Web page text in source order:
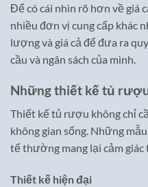
Để có cái nhìn rõ hơn về giá
nhiều đơn vị cung cấp khác
lượng và giá cả để đưa ra
cầu và ngân sách của mình.
Những thiết kế tủ
Thiết kế tủ rượu không chỉ
không gian sống. Những
tế thường mang lại cảm giác
Thiết kế hiện đại